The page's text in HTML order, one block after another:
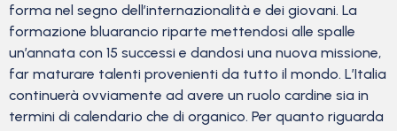
forma nel segno dell’internazionalità e dei giovani. La
formazione bluarancio riparte mettendosi alle spalle
un’annata con 15 successi e dandosi una nuova missione,
far maturare talenti provenienti da tutto il mondo. L’Italia
continuerà ovviamente ad avere un ruolo cardine sia in
termini di calendario che di organico. Per quanto riguarda